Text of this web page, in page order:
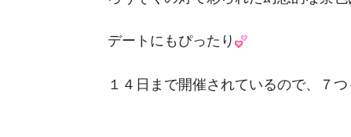
デートにもぴったり
１４日まで開催されているので、７